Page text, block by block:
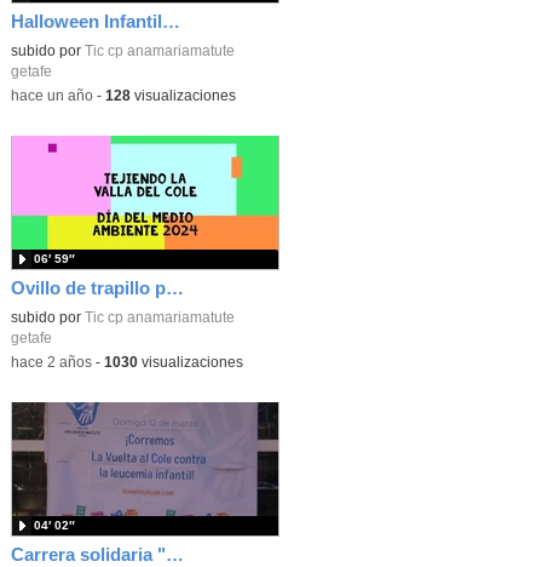
Halloween Infantil Cuentacuentos
Contenido educativo.
subido por Tic cp anamariamatute
getafe
-hace un año- 128visualizaciones
Ovillo de trapillo para decorar la valla Día del Medioambiente 2024
subido por Tic cp anamariamatute
getafe
06′ 59″
-hace 2 años- 1030visualizaciones
Carrera solidaria "Unoentrecienmil" 2023
04′ 02″